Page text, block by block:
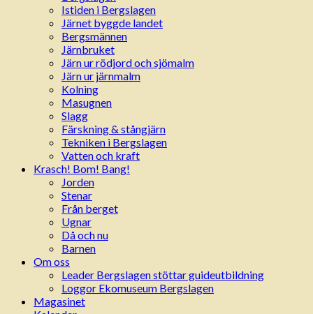
Istiden i Bergslagen
Järnet byggde landet
Bergsmännen
Järnbruket
Järn ur rödjord och sjömalm
Järn ur järnmalm
Kolning
Masugnen
Slagg
Färskning & stångjärn
Tekniken i Bergslagen
Vatten och kraft
Krasch! Bom! Bang!
Jorden
Stenar
Från berget
Ugnar
Då och nu
Barnen
Om oss
Leader Bergslagen stöttar guideutbildning
Loggor Ekomuseum Bergslagen
Magasinet